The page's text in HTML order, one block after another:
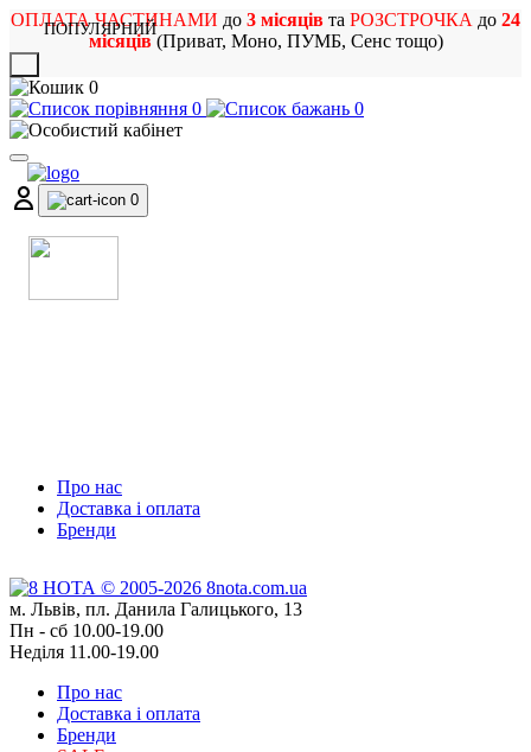
ОПЛАТА ЧАСТИНАМИ до 3 місяців та РОЗСТРОЧКА до 24
місяців(Приват, Моно, ПУМБ, Сенс тощо)
0
0
0
0
Про нас
Доставка і оплата
Бренди
м. Львів, пл. Данила Галицького, 13
Пн - сб 10.00-19.00
Неділя 11.00-19.00
Про нас
Доставка і оплата
Бренди
ПОПУЛЯРНИЙ